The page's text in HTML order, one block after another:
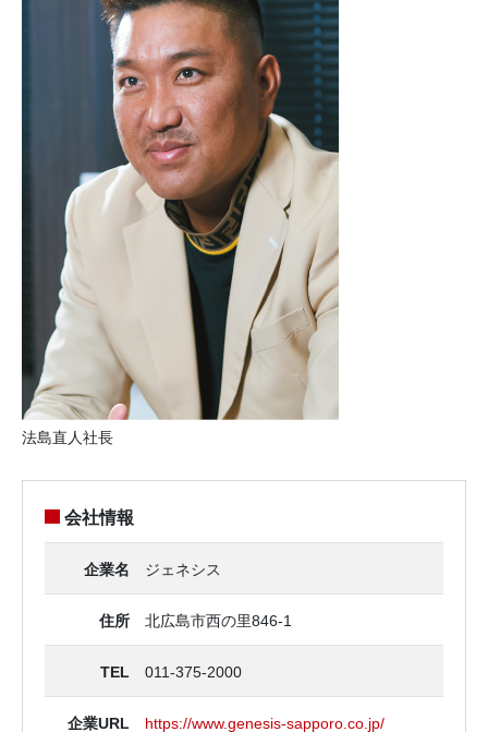
法島直人社長
会社情報
企業名 ジェネシス
住所 北広島市西の里846-1
TEL 011-375-2000
企業URL https://www.genesis-sapporo.co.jp/